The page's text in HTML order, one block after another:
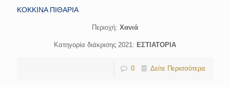
ΚΟΚΚΙΝΑ ΠΙΘΑΡΙΑ
Περιοχή: Χανιά
Κατηγορία διάκρισης 2021: ΕΣΤΙΑΤΟΡΙΑ
0 Δείτε Περισσότερα